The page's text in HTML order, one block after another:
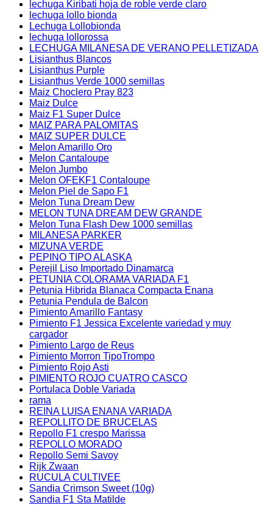
lechuga Kiribati hoja de roble verde claro
lechuga lollo bionda
Lechuga Lollobionda
lechuga lollorossa
LECHUGA MILANESA DE VERANO PELLETIZADA
Lisianthus Blancos
Lisianthus Purple
Lisianthus Verde 1000 semillas
Maiz Choclero Pray 823
Maiz Dulce
Maiz F1 Super Dulce
MAIZ PARA PALOMITAS
MAIZ SUPER DULCE
Melon Amarillo Oro
Melon Cantaloupe
Melon Jumbo
Melon OFEKF1 Contaloupe
Melon Piel de Sapo F1
Melon Tuna Dream Dew
MELON TUNA DREAM DEW GRANDE
Melon Tuna Flash Dew 1000 semillas
MILANESA PARKER
MIZUNA VERDE
PEPINO TIPO ALASKA
Perejil Liso Importado Dinamarca
PETUNIA COLORAMA VARIADA F1
Petunia Hibrida Blanaca Compacta Enana
Petunia Pendula de Balcon
Pimiento Amarillo Fantasy
Pimiento F1 Jessica Excelente variedad y muy
cargador
Pimiento Largo de Reus
Pimiento Morron TipoTrompo
Pimiento Rojo Asti
PIMIENTO ROJO CUATRO CASCO
Portulaca Doble Variada
rama
REINA LUISA ENANA VARIADA
REPOLLITO DE BRUCELAS
Repollo F1 crespo Marissa
REPOLLO MORADO
Repollo Semi Savoy
Rijk Zwaan
RUCULA CULTIVEE
Sandia Crimson Sweet (10g)
Sandia F1 Sta Matilde